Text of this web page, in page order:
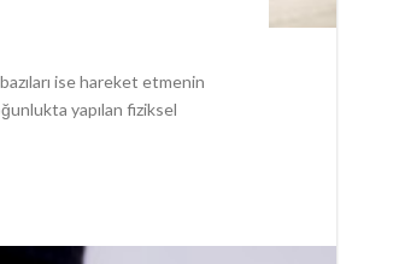
ise hareket etmenin
yapılan fiziksel